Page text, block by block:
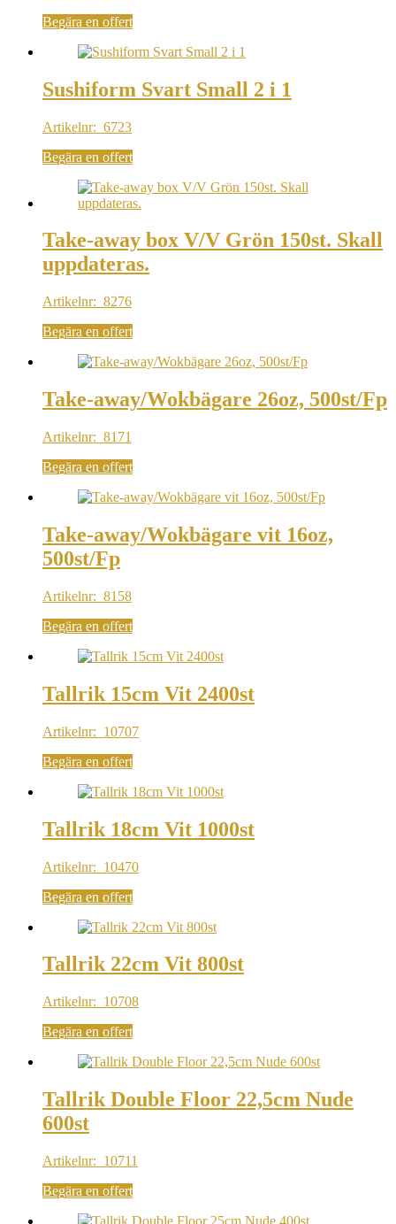
Begära en offert
Sushiform Svart Small 2 i 1
Artikelnr: 6723
Begära en offert
Take-away box V/V Grön 150st. Skall
uppdateras.
Artikelnr: 8276
Begära en offert
Take-away/Wokbägare 26oz, 500st/Fp
Artikelnr: 8171
Begära en offert
Take-away/Wokbägare vit 16oz,
500st/Fp
Artikelnr: 8158
Begära en offert
Tallrik 15cm Vit 2400st
Artikelnr: 10707
Begära en offert
Tallrik 18cm Vit 1000st
Artikelnr: 10470
Begära en offert
Tallrik 22cm Vit 800st
Artikelnr: 10708
Begära en offert
Tallrik Double Floor 22,5cm Nude
600st
Artikelnr: 10711
Begära en offert